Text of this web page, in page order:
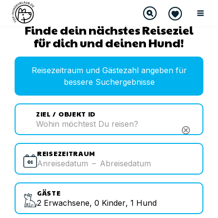
Finde dein nächstes Reiseziel
für dich und deinen Hund!
Reisezeitraum und Gästezahl angeben für
bessere Suchergebnisse
ZIEL / OBJEKT ID
cancel
REISEZEITRAUM
Anreisedatum – Abreisedatum
GÄSTE
2 Erwachsene, 0 Kinder, 1 Hund